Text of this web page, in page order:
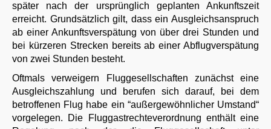
später nach der ursprünglich geplanten Ankunftszeit
erreicht. Grundsätzlich gilt, dass ein Ausgleichsanspruch
ab einer Ankunftsverspätung von über drei Stunden und
bei kürzeren Strecken bereits ab einer Abflugverspätung
von zwei Stunden besteht.
Oftmals verweigern Fluggesellschaften zunächst eine
Ausgleichszahlung und berufen sich darauf, bei dem
betroffenen Flug habe ein “außergewöhnlicher Umstand“
vorgelegen. Die Fluggastrechteverordnung enthält eine